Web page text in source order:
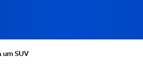
um SUV